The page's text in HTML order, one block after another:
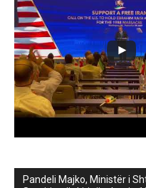
Pandeli Majko, Ministër i